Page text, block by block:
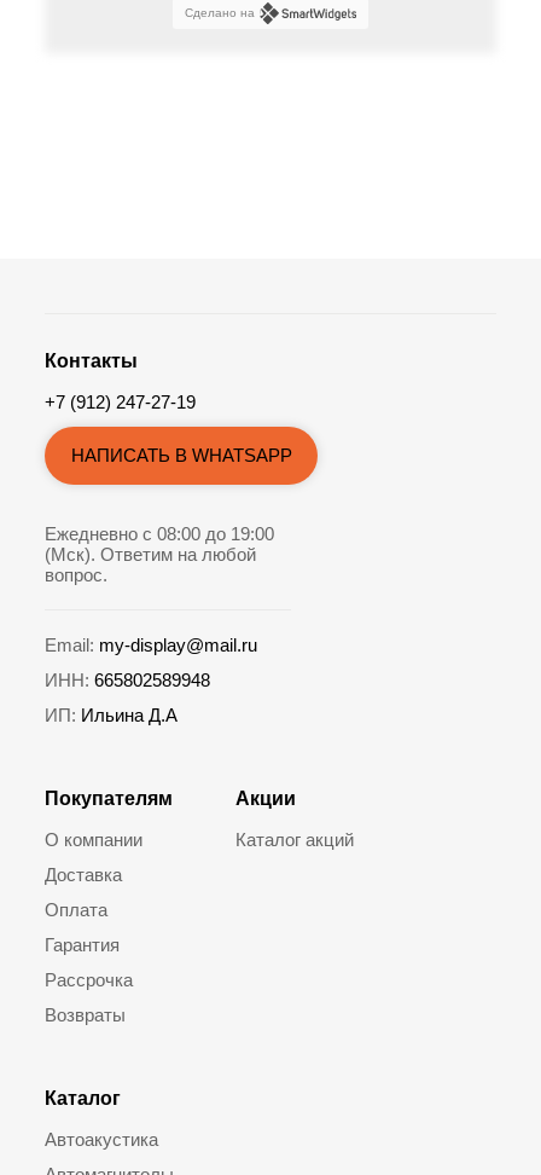
Сделано на
Покупателям
О компании
Доставка
Оплата
Гарантия
Рассрочка
Возвраты
Каталог
Автоакустика
Акции
Каталог акций
Контакты
+7 (912) 247-27-19
НАПИСАТЬ В WHATSAPP
Ежедневно с 08:00 до 19:00
(Мск). Ответим на любой
вопрос.
Email: my-display@mail.ru
ИНН: 665802589948
ИП: Ильина Д.А